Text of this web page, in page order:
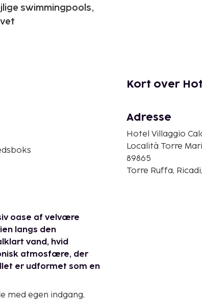
swimmingpools,
oase af velvære
langs den
vand, hvid
atmosfære, der
er udformet som en
med egen indgang,
Kort over
Adresse
Hotel Villaggio
Località Torre
89865
Torre Ruffa,